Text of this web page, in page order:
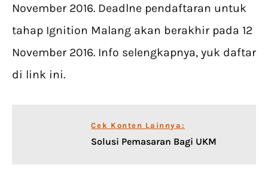
November 2016. Deadlne pendaftaran untuk
tahap Ignition Malang akan berakhir pada 12
November 2016. Info selengkapnya, yuk daftar
di link ini.
Cek Konten Lainnya:
Solusi Pemasaran Bagi UKM